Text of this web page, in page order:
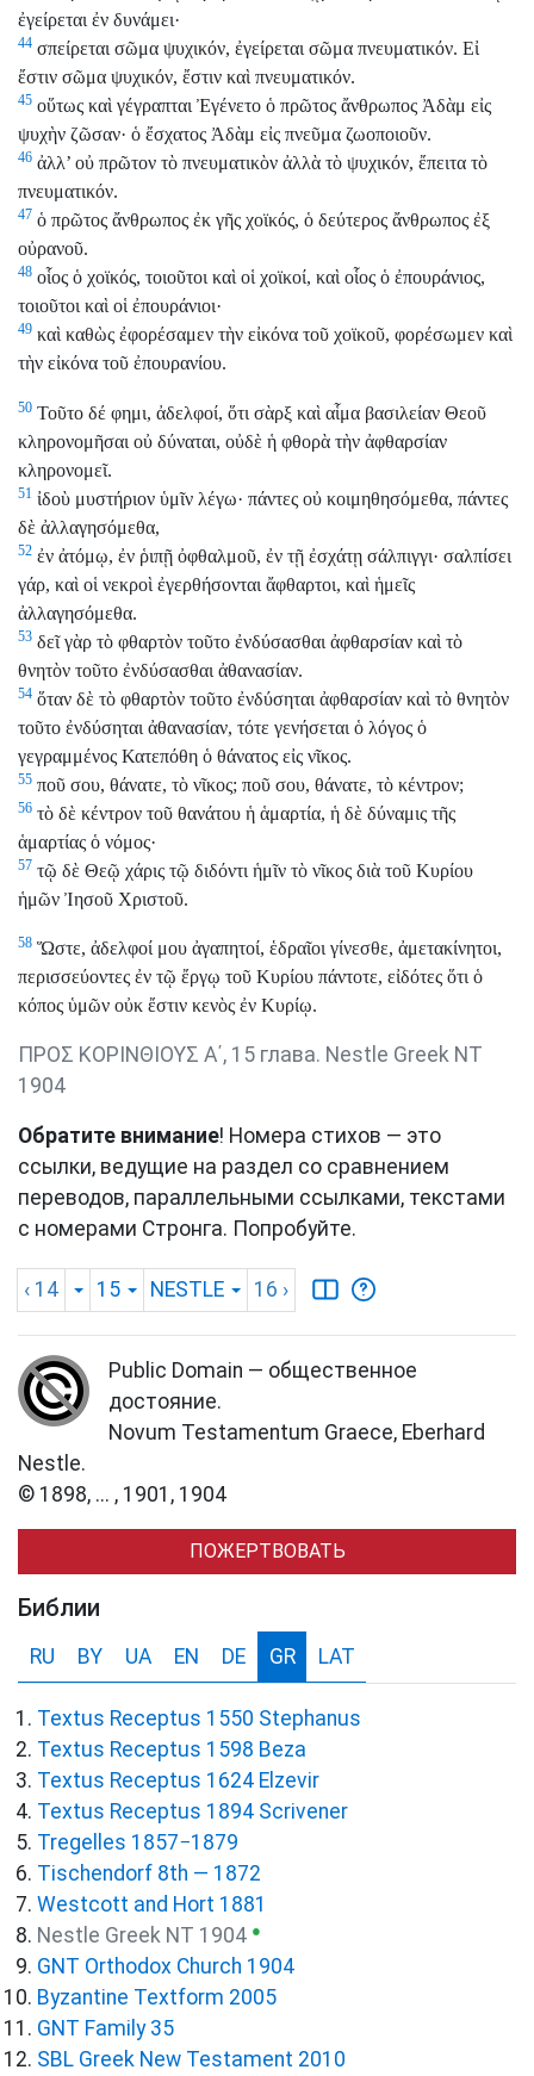
ἐγείρεται ἐν δυνάμει·
44 σπείρεται σῶμα ψυχικόν, ἐγείρεται σῶμα πνευματικόν. Εἰ
ἔστιν σῶμα ψυχικόν, ἔστιν καὶ πνευματικόν.
45 οὕτως καὶ γέγραπται Ἐγένετο ὁ πρῶτος ἄνθρωπος Ἀδὰμ εἰς
ψυχὴν ζῶσαν· ὁ ἔσχατος Ἀδὰμ εἰς πνεῦμα ζωοποιοῦν.
46 ἀλλ’ οὐ πρῶτον τὸ πνευματικὸν ἀλλὰ τὸ ψυχικόν, ἔπειτα τὸ
πνευματικόν.
47 ὁ πρῶτος ἄνθρωπος ἐκ γῆς χοϊκός, ὁ δεύτερος ἄνθρωπος ἐξ
οὐρανοῦ.
48 οἷος ὁ χοϊκός, τοιοῦτοι καὶ οἱ χοϊκοί, καὶ οἷος ὁ ἐπουράνιος,
τοιοῦτοι καὶ οἱ ἐπουράνιοι·
49 καὶ καθὼς ἐφορέσαμεν τὴν εἰκόνα τοῦ χοϊκοῦ, φορέσωμεν καὶ
τὴν εἰκόνα τοῦ ἐπουρανίου.
50 Τοῦτο δέ φημι, ἀδελφοί, ὅτι σὰρξ καὶ αἷμα βασιλείαν Θεοῦ
κληρονομῆσαι οὐ δύναται, οὐδὲ ἡ φθορὰ τὴν ἀφθαρσίαν
κληρονομεῖ.
51 ἰδοὺ μυστήριον ὑμῖν λέγω· πάντες οὐ κοιμηθησόμεθα, πάντες
δὲ ἀλλαγησόμεθα,
52 ἐν ἀτόμῳ, ἐν ῥιπῇ ὀφθαλμοῦ, ἐν τῇ ἐσχάτῃ σάλπιγγι· σαλπίσει
γάρ, καὶ οἱ νεκροὶ ἐγερθήσονται ἄφθαρτοι, καὶ ἡμεῖς
ἀλλαγησόμεθα.
53 δεῖ γὰρ τὸ φθαρτὸν τοῦτο ἐνδύσασθαι ἀφθαρσίαν καὶ τὸ
θνητὸν τοῦτο ἐνδύσασθαι ἀθανασίαν.
54 ὅταν δὲ τὸ φθαρτὸν τοῦτο ἐνδύσηται ἀφθαρσίαν καὶ τὸ θνητὸν
τοῦτο ἐνδύσηται ἀθανασίαν, τότε γενήσεται ὁ λόγος ὁ
γεγραμμένος Κατεπόθη ὁ θάνατος εἰς νῖκος.
55 ποῦ σου, θάνατε, τὸ νῖκος; ποῦ σου, θάνατε, τὸ κέντρον;
56 τὸ δὲ κέντρον τοῦ θανάτου ἡ ἁμαρτία, ἡ δὲ δύναμις τῆς
ἁμαρτίας ὁ νόμος·
57 τῷ δὲ Θεῷ χάρις τῷ διδόντι ἡμῖν τὸ νῖκος διὰ τοῦ Κυρίου
ἡμῶν Ἰησοῦ Χριστοῦ.
58 Ὥστε, ἀδελφοί μου ἀγαπητοί, ἑδραῖοι γίνεσθε, ἀμετακίνητοι,
περισσεύοντες ἐν τῷ ἔργῳ τοῦ Κυρίου πάντοτε, εἰδότες ὅτι ὁ
κόπος ὑμῶν οὐκ ἔστιν κενὸς ἐν Κυρίῳ.
ΠΡΟΣ ΚΟΡΙΝΘΙΟΥΣ Α΄, 15 глава. Nestle Greek NT
1904
Обратите внимание! Номера стихов — это
ссылки, ведущие на раздел со сравнением
переводов, параллельными ссылками, текстами
с номерами Стронга. Попробуйте.
‹ 14 15 NESTLE 16 ›
Public Domain — общественное
достояние.
Novum Testamentum Graece, Eberhard
Nestle.
© 1898, ... , 1901, 1904
ПОЖЕРТВОВАТЬ
Библии
RU BY UA EN DE GR LAT
Textus Receptus 1550 Stephanus
Textus Receptus 1598 Beza
Textus Receptus 1624 Elzevir
Textus Receptus 1894 Scrivener
Tregelles 1857−1879
Tischendorf 8th — 1872
Westcott and Hort 1881
Nestle Greek NT 1904 ●
GNT Orthodox Church 1904
Byzantine Textform 2005
GNT Family 35
SBL Greek New Testament 2010